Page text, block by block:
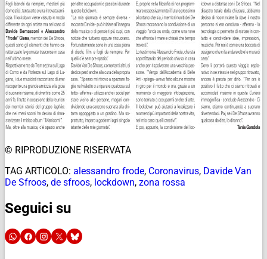
© RIPRODUZIONE RISERVATA
TAG ARTICOLO: alessandro frode, Coronavirus, Davide Van
De Sfroos, de sfroos, lockdown, zona rossa
Seguici su